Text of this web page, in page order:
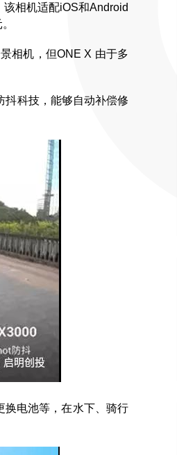
相机适配iOS和Android
相机，但ONE X 由于多
抖科技，能够自动补偿修
换电池等，在水下、骑行